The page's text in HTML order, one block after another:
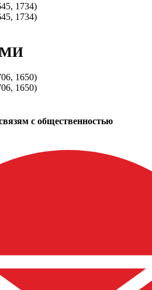
1734)
1734)
1650)
1650)
с общественностью